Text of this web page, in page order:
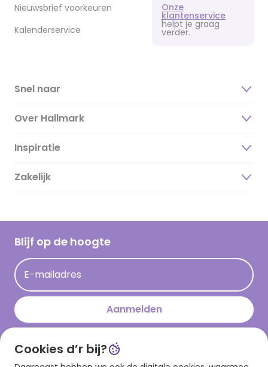
Nieuwsbrief voorkeuren
Kalenderservice
Onze
klantenservice
helpt je graag
verder.
Snel naar
Over Hallmark
Over ons
Duurzaamheid
Hallmark Kaartclub
Acties
Persberichten
Inspiratie
Magazine
Cadeau inspiratie
Op kamp gedichten en versjes
Leuke en grappige op kamp teksten
kamppost inspiratie
Zakelijk
Blijf op de hoogte
E-mailadres
Aanmelden
Download onze app
Cookies d’r bij?